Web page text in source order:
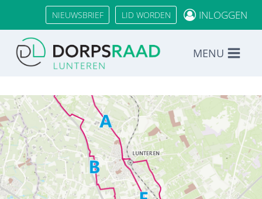
inhoud
NIEUWSBRIEF LID WORDEN INLOGGEN
MENU